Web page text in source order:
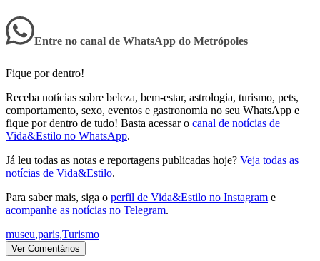
Entre no canal de WhatsApp do Metrópoles
Fique por dentro!
Receba notícias sobre beleza, bem-estar, astrologia, turismo, pets,
comportamento, sexo, eventos e gastronomia no seu WhatsApp e
fique por dentro de tudo! Basta acessar o canal de notícias de
Vida&Estilo no WhatsApp.
Já leu todas as notas e reportagens publicadas hoje? Veja todas as
notícias de Vida&Estilo.
Para saber mais, siga o perfil de Vida&Estilo no Instagram e
acompanhe as notícias no Telegram.
museu,paris,Turismo
Ver Comentários